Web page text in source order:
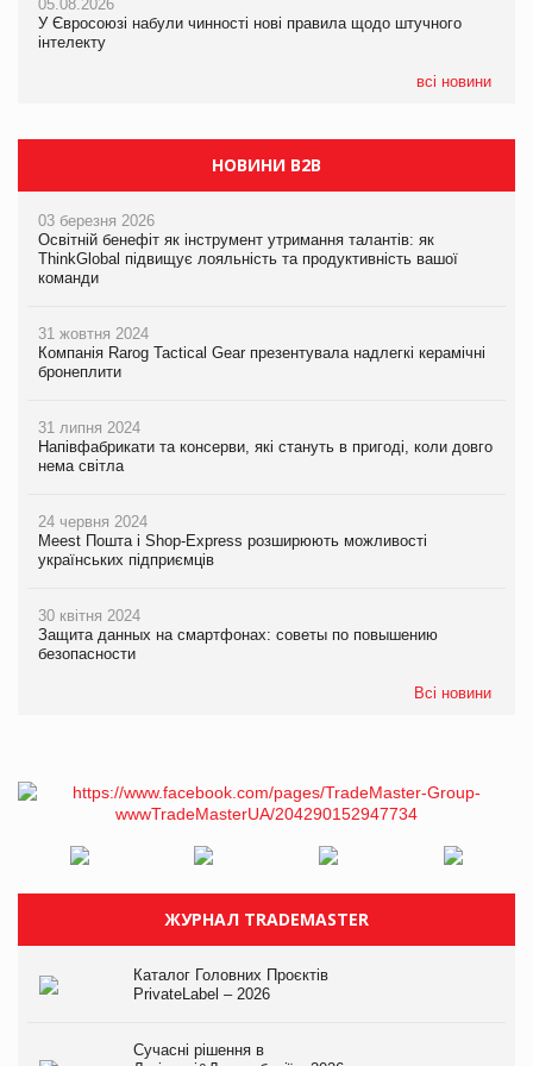
05.08.2026
У Євросоюзі набули чинності нові правила щодо штучного
інтелекту
всі новини
05.08.2026
Сергій Лісунов про заморожені хлібобулочні вироби на
05.08.2026
Рекламна платформа вимагає від Google компенсацію за
втрату 6,9 трлн рекламних показів
НОВИНИ B2B
03 березня 2026
Освітній бенефіт як інструмент утримання талантів: як
ThinkGlobal підвищує лояльність та продуктивність вашої
команди
31 жовтня 2024
Компанія Rarog Tactical Gear презентувала надлегкі керамічні
бронеплити
31 липня 2024
Напівфабрикати та консерви, які стануть в пригоді, коли довго
нема світла
24 червня 2024
Meest Пошта і Shop-Express розширюють можливості
українських підприємців
30 квітня 2024
Защита данных на смартфонах: советы по повышению
безопасности
Всі новини
ЖУРНАЛ TRADEMASTER
Каталог Головних Проєктів
PrivateLabel – 2026
Сучасні рішення в